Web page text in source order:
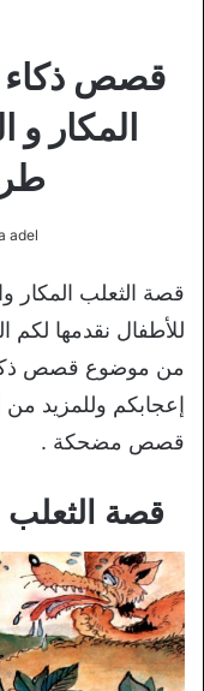
قصص ذكاء
المكار
adel
قصة الثعلب المكار
للأطفال نقدمها لكم
من موضوع قصص
إعجابكم وللمزيد
قصص مضحكة .
قصة الثعلب